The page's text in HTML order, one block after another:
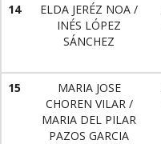
14
ELDA JERÉZ NOA /
INÉS LÓPEZ
SÁNCHEZ
15
MARIA JOSE
CHOREN VILAR /
MARIA DEL PILAR
PAZOS GARCIA